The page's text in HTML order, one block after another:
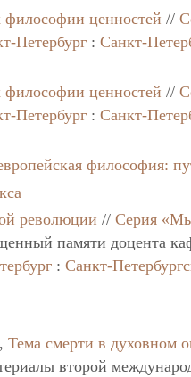
философии ценностей //
Петербург :Санкт-
философии ценностей //
Петербург :Санкт-
философия:
революции //Серия
памяти доцента
:Санкт-
,Тема смерти в духовном
второй